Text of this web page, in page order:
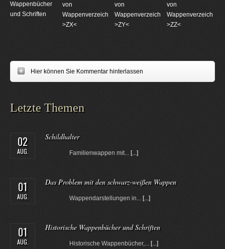
Wappenbücher
und Schriften
von
Wappenverzeichnungen
>ZX<
von
Wappenverzeichnungen
>ZY<
von
>ZZ<
Hier können Sie Kommentar hinterlassen
Letzte Themen
02
AUG.
Schildhalter
Familienwappen mit... [...]
01
AUG.
Das Problem mit den schwarz-weißen Wappen
Wappendarstellungen in... [...]
01
AUG.
Historische Wappenbücher und Schriften
Historische Wappenbücher,... [...]